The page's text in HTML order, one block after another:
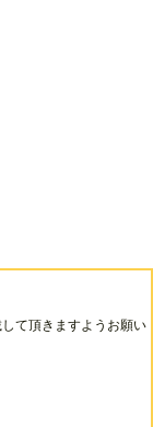
て頂きますようお願い